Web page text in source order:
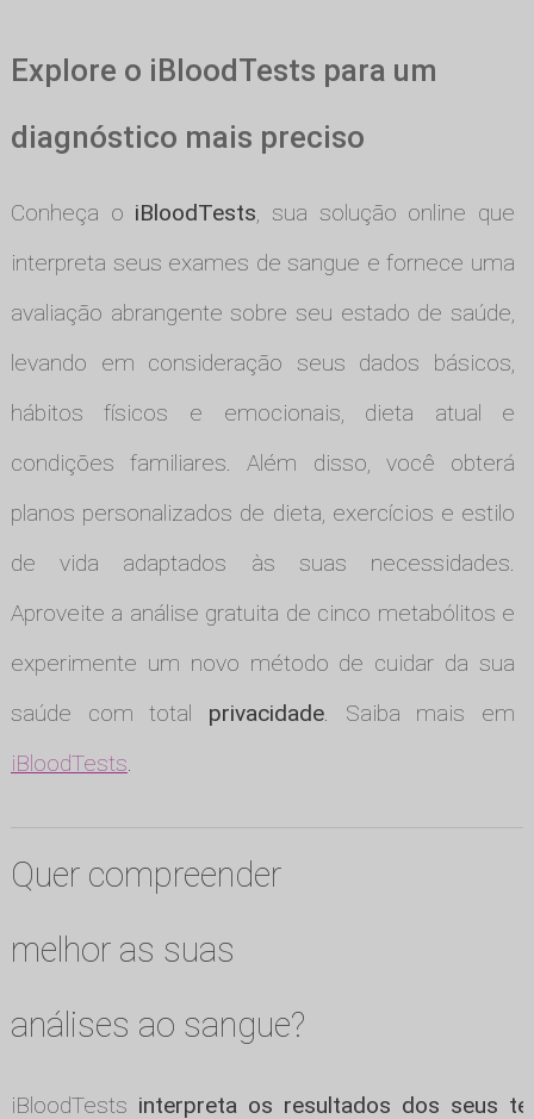
Explore o iBloodTests para um
diagnóstico mais preciso
Conheça o iBloodTests, sua solução online que
interpreta seus exames de sangue e fornece uma
avaliação abrangente sobre seu estado de saúde,
levando em consideração seus dados básicos,
hábitos físicos e emocionais, dieta atual e
condições familiares. Além disso, você obterá
planos personalizados de dieta, exercícios e estilo
de vida adaptados às suas necessidades.
Aproveite a análise gratuita de cinco metabólitos e
experimente um novo método de cuidar da sua
saúde com total privacidade. Saiba mais em
iBloodTests.
Quer compreender
melhor as suas
análises ao sangue?
iBloodTests interpreta os resultados dos seus